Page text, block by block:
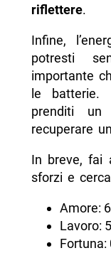
riflettere.
Infine,
potresti
importante
le
prenditi
recuperare
In breve, fai
sforzi e
Amore: 6
Lavoro: 5
Fortuna: